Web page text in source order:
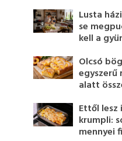
Lusta
se
kell a
Olcsó
alatt
Ettől lesz
krumpli:
mennyei